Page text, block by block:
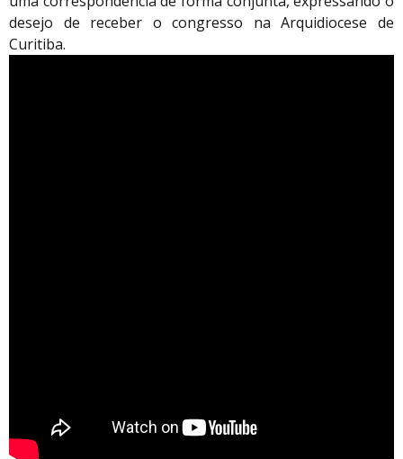
desejo de receber o congresso na Arquidiocese de
Curitiba.